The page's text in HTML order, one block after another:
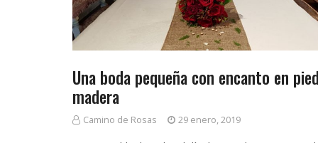
r
o
C
a
a
a
m
Una boda pequeña con encanto en
madera
Camino de Rosas 29 enero, 2019